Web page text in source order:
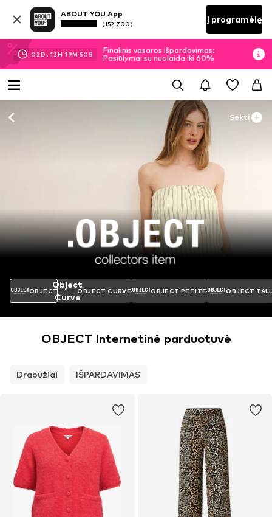
ABOUT YOU App
(152 700) Į programėlę
02D. 12H 19M 48 S
Finalinis vasaros išpardavimas:
Pasiūlymai su nuolaida iki 60%
Sekti
OBJECT
Object
Curve
OBJECT CURVE OBJECT PETITE OBJECT
OBJECT Internetinė parduotuvė
Drabužiai IŠPARDAVIMAS